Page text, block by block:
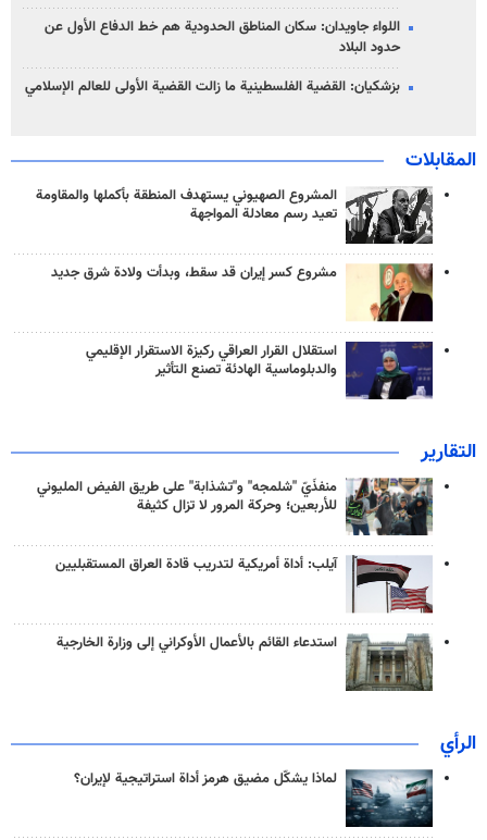
اللواء جاويدان: سكان المناطق الحدودية هم خط الدفاع الأول عن
حدود البلاد
بزشكيان: القضية الفلسطينية ما زالت القضية الأولى للعالم الإسلامي
المقابلات
المشروع الصهيوني يستهدف المنطقة بأكملها والمقاومة
تعيد رسم معادلة المواجهة
مشروع كسر إيران قد سقط، وبدأت ولادة شرق جديد
استقلال القرار العراقي ركيزة الاستقرار الإقليمي
والدبلوماسية الهادئة تصنع التأثير
التقارير
منفذَيّ "شلمجه" و"تشذابة" على طريق الفيض المليوني
للأربعين؛ وحركة المرور لا تزال كثيفة
آيلب: أداة أمريكية لتدريب قادة العراق المستقبليين
استدعاء القائم بالأعمال الأوكراني إلى وزارة الخارجية
الرأي
لماذا يشكّل مضيق هرمز أداة استراتيجية لإيران؟